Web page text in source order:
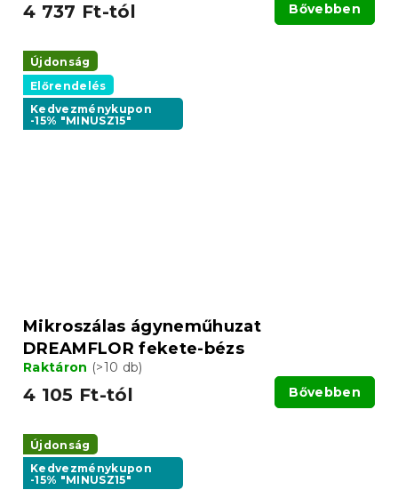
4 737 Ft-tól Bővebben
Újdonság
Előrendelés
Kedvezménykupon
-15% "MINUSZ15"
Mikroszálas ágyneműhuzat
DREAMFLOR fekete-bézs
Raktáron (>10 db)
4 105 Ft-tól Bővebben
Újdonság
Kedvezménykupon
-15% "MINUSZ15"